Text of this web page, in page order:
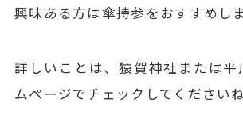
興味ある方は傘持参をおすすめし
詳しいことは、猿賀神社または平
ムページでチェックしてくださいね